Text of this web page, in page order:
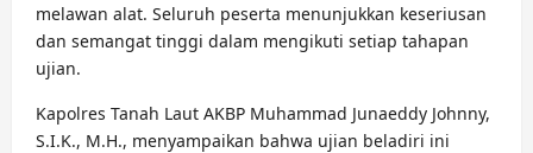
melawan alat. Seluruh peserta menunjukkan keseriusan
dan semangat tinggi dalam mengikuti setiap tahapan
ujian.
Kapolres Tanah Laut AKBP Muhammad Junaeddy Johnny,
S.I.K., M.H., menyampaikan bahwa ujian beladiri ini